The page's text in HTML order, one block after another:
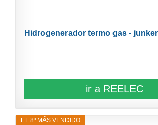
Hidrogenerador termo gas -
ir a REELEC
EL 8º MÁS VENDIDO